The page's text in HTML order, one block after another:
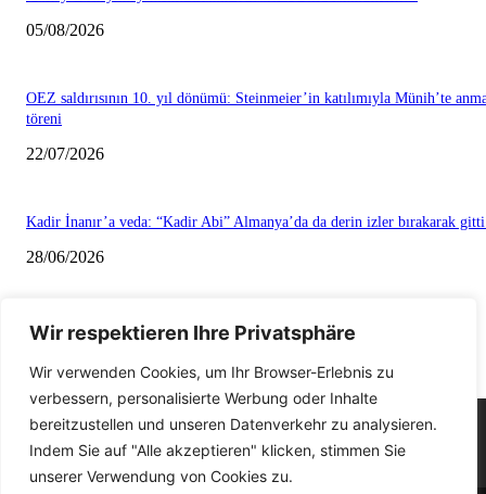
Wir respektieren Ihre Privatsphäre
Wir verwenden Cookies, um Ihr Browser-Erlebnis zu
verbessern, personalisierte Werbung oder Inhalte
bereitzustellen und unseren Datenverkehr zu analysieren.
Indem Sie auf "Alle akzeptieren" klicken, stimmen Sie
unserer Verwendung von Cookies zu.